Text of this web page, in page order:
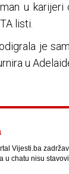
u
listi.
je
u
Vijesti.ba
u chatu nisu